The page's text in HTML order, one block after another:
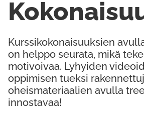
Kurssikokonaisuuksien
on helppo seurata, mikä
motivoivaa. Lyhyiden
oppimisen tueksi
oheismateriaalien avulla
innostavaa!